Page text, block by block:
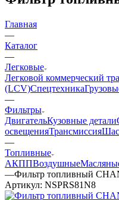
Главная
—
Каталог
—
Легковые
Легковой коммерческий
(LCV)Спецтехника
—
Фильтры
ДвигательКузовные детали
освещенияТрансмиссия
—
Топливные
АКППВоздушные
—Фильтр топливный
Артикул: NSPRS81N8